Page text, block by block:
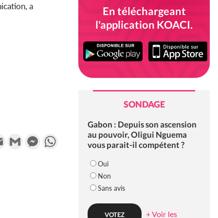
a
Email Gmail MessengerWhatsApp
En téléchargeant
l'application KOACI.
SONDAGE
Gabon : Depuis son ascension
au pouvoir, Oligui Nguema
vous parait-il compétent ?
Oui
Non
Sans avis
+ Voir les